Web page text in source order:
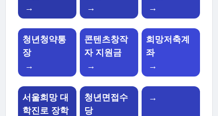
→
→
→
청년청약통
장
→
콘텐츠창작
자 지원금
→
희망저축계
좌
→
서울희망 대
학진로 장학
청년면접수
당
→